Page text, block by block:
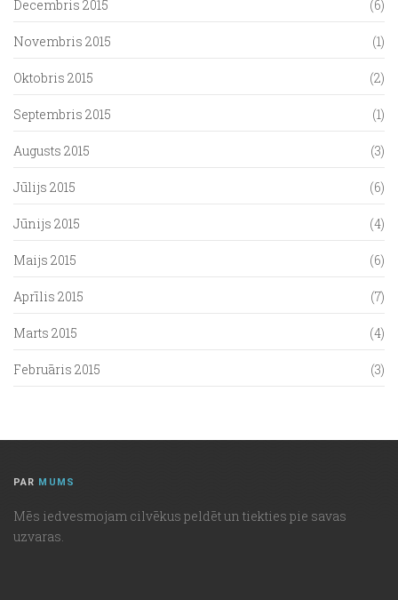
Decembris 2015 (6)
Novembris 2015 (1)
Oktobris 2015 (2)
Septembris 2015 (1)
Augusts 2015 (3)
Jūlijs 2015 (6)
Jūnijs 2015 (4)
Maijs 2015 (6)
Aprīlis 2015 (7)
Marts 2015 (4)
Februāris 2015 (3)
PAR MUMS
Mēs iedvesmojam cilvēkus peldēt un tiekties pie savas
uzvaras.